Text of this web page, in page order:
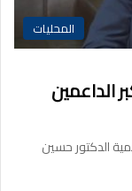
المحليات
الداعمين
الدكتور حسين